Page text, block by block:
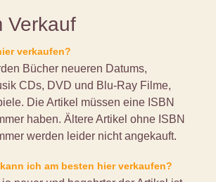
Verkauf
verkaufen?
Bücher neueren Datums,
CDs, DVD und Blu-Ray Filme,
Die Artikel müssen eine ISBN
haben. Ältere Artikel ohne ISBN
werden leider nicht angekauft.
ich am besten hier verkaufen?